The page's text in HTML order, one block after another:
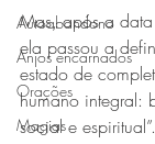
Autoabandono
Anjos encarnados
Orações
Magias
Mas, após a
ela passou a
estado de
humano integral:
social e espiritual”.